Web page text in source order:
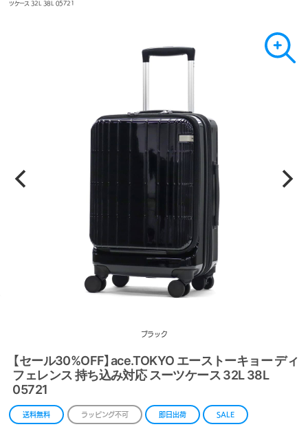
ツケース 32L 38L 05721
ブラック
【セール30%OFF】ace.TOKYO エーストーキョー ディ
フェレンス 持ち込み対応 スーツケース 32L 38L
05721
送料無料 ラッピング不可 即日出荷 SALE